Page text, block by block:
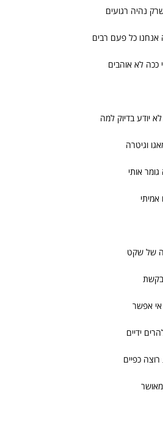
נהיה רגועים
אנחנו כל פעם רבים
ככה לא אוהבים
יודע בדיוק למה
וגיטרה
אותי
של שקט
אי אפשר
ידיים
כפיים